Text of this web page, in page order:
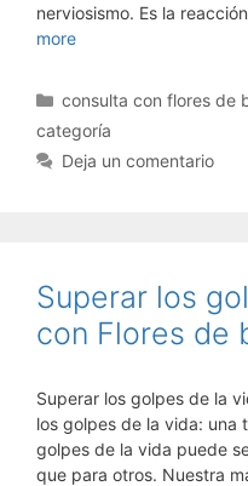
nerviosismo. Es la
more
Categorías
consulta con flores de
categoría
Deja un comentario
Superar los
con Flores de
Superar los golpes de la
los golpes de la vida: una
golpes de la vida puede
que para otros. Nuestra